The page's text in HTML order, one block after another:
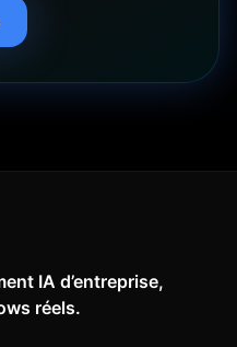
IA d’entreprise,
réels.